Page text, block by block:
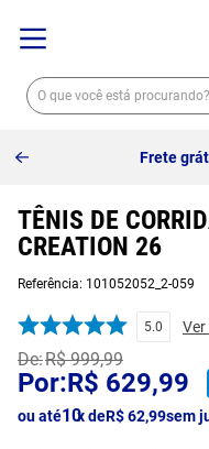
Frete
TÊNIS DE
CREATION 26
Referência: 101052052_2-059
5.0
R$ 999,99
R$ 629,99
ou até10x deR$62,99sem